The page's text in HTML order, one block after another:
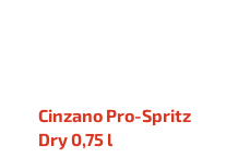
Cinzano Pro-Spritz
Dry 0,75 l